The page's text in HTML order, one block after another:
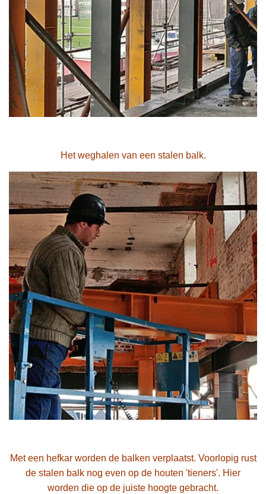
Het weghalen van een stalen balk.
Met een hefkar worden de balken verplaatst. Voorlopig rust
de stalen balk nog even op de houten 'tieners'. Hier
worden die op de juiste hoogte gebracht.